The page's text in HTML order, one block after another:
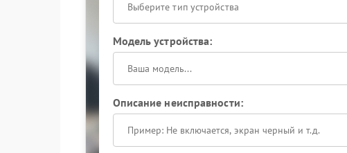
Выберите тип устройства
Модель устройства:
Описание неисправности: